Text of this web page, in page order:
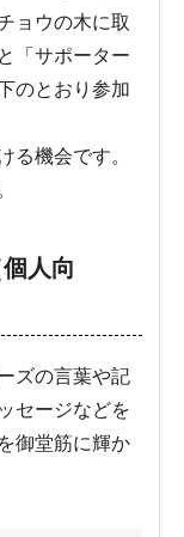
ョウの木に取
「サポーター
のとおり参加
機会です。
人向
ズの言葉や記
セージなどを
御堂筋に輝か